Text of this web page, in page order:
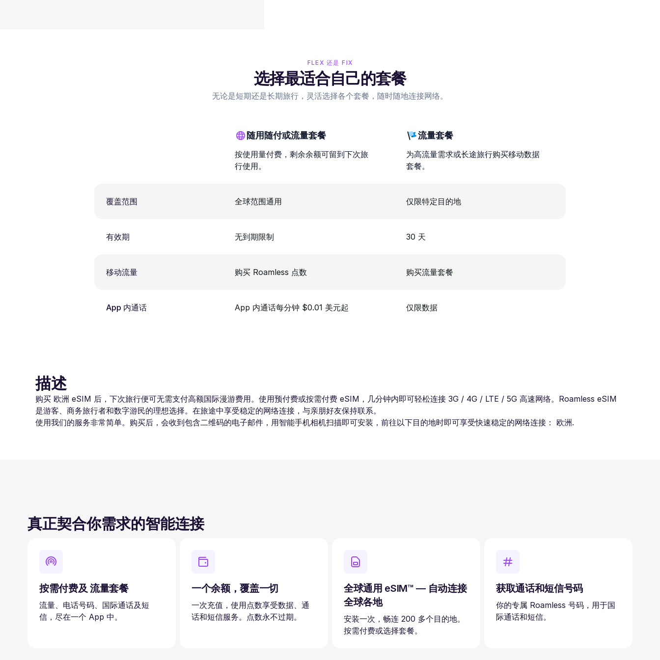
FLEX 还是 FIX
选择最适合自己的套餐
无论是短期还是长期旅行，灵活选择各个套餐，随时随地连接网络。
随用随付或流量套餐
按使用量付费，剩余余额可留到下次旅
行使用。
流量套餐
为高流量需求或长途旅行购买移动数据
套餐。
覆盖范围 全球范围通用 仅限特定目的地
有效期 无到期限制 30 天
移动流量 购买 Roamless 点数 购买流量套餐
App 内通话 App 内通话每分钟 $0.01 美元起 仅限数据
描述
购买 欧洲 eSIM 后，下次旅行便可无需支付高额国际漫游费用。使用预付费或按需付费 eSIM，几分钟内即可轻松连接 3G / 4G / LTE / 5G 高速网络。Roamless eSIM
是游客、商务旅行者和数字游民的理想选择。在旅途中享受稳定的网络连接，与亲朋好友保持联系。
使用我们的服务非常简单。购买后，会收到包含二维码的电子邮件，用智能手机相机扫描即可安装，前往以下目的地时即可享受快速稳定的网络连接： 欧洲.
真正契合你需求的智能连接
按需付费及 流量套餐
流量、电话号码、国际通话及短
信，尽在一个 App 中。
一个余额，覆盖一切
一次充值，使用点数享受数据、通
话和短信服务。点数永不过期。
全球通用 eSIM™ — 自动连接
全球各地
安装一次，畅连 200 多个目的地。
按需付费或选择套餐。
获取通话和短信号码
你的专属 Roamless 号码，用于国
际通话和短信。